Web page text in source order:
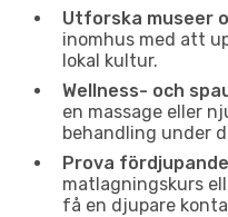
Utforska museer
inomhus med att
lokal kultur.
Wellness- och
en massage eller
behandling under
Prova
matlagningskurs
få en djupare